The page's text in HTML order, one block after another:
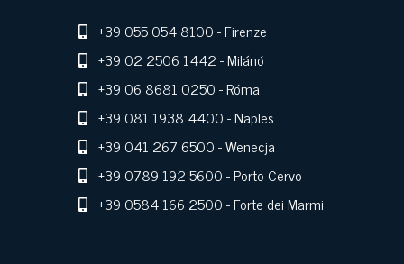
+39 055 054 8100- Firenze
+39 02 2506 1442- Milánó
+39 06 8681 0250- Róma
+39 081 1938 4400- Naples
+39 041 267 6500- Wenecja
+39 0789 192 5600- Porto Cervo
+39 0584 166 2500- Forte dei Marmi